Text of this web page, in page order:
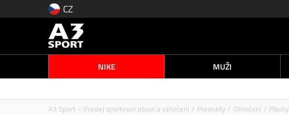
CZ
NIKE MUŽI
A3 Sport – Prodej sportovní obuvi a oblečení
Produkty Oblečení Plavky